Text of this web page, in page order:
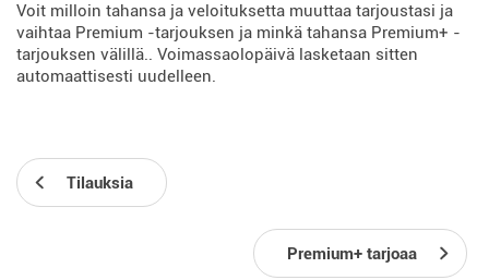
Voit milloin tahansa ja veloituksetta muuttaa tarjoustasi ja
vaihtaa Premium -tarjouksen ja minkä tahansa Premium+ -
tarjouksen välillä.. Voimassaolopäivä lasketaan sitten
automaattisesti uudelleen.
Tilauksia
Premium+ tarjoaa